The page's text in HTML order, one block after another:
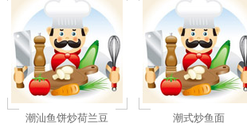
潮汕鱼饼炒荷兰豆 潮式炒鱼面